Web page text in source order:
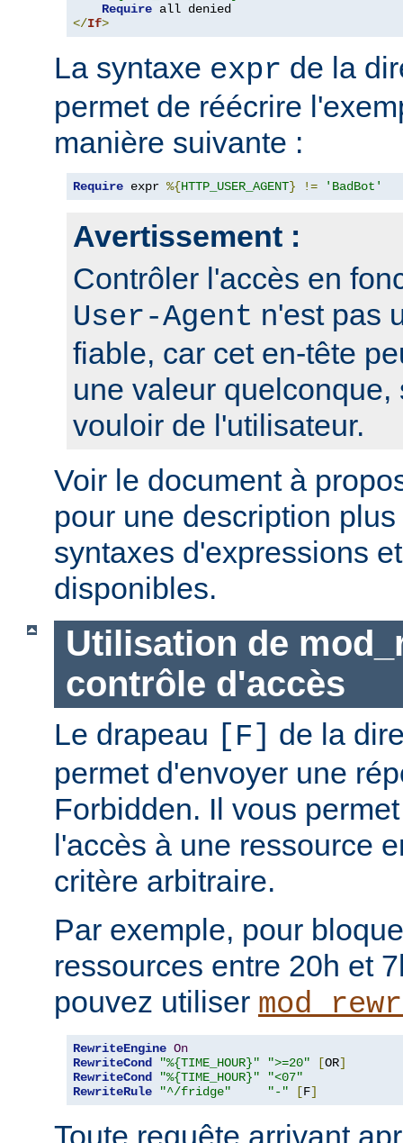
Require
</If>
La syntaxe expr de la
permet de réécrire
manière suivante :
Require expr %{HTTP_USER_AGENT} != 'BadBot'
Avertissement :
Contrôler l'accès en
User-Agent n'est pas
fiable, car cet en-tête
une valeur quelconque,
vouloir de l'utilisateur.
Voir le document à
pour une description
syntaxes d'expressions
disponibles.
Utilisation de
contrôle d'accès
Le drapeau [F] de la
permet d'envoyer une
Forbidden. Il vous
l'accès à une ressource
critère arbitraire.
Par exemple, pour
ressources entre 20h et
pouvez utiliser
RewriteEngine On
RewriteCond
"%{TIME_HOUR}" ">=20" [OR]
RewriteCond
"%{TIME_HOUR}"
"<07"
RewriteRule
"^/fridge" "-" [F]
Toute requête arrivant